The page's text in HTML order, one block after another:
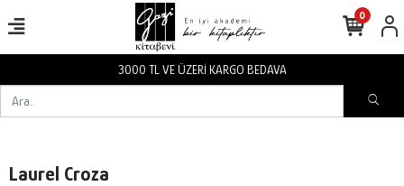
3000 TL VE ÜZERİ KARGO BEDAVA
0
Laurel Croza